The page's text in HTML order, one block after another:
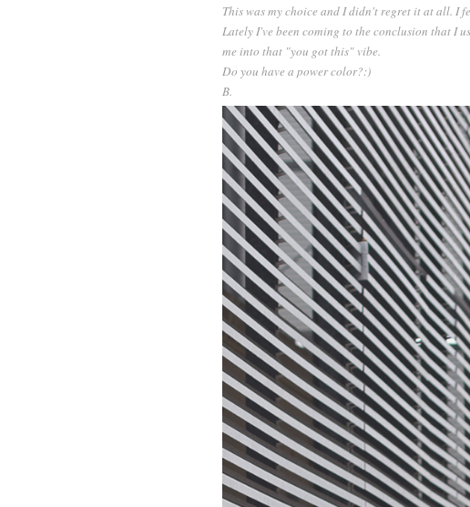
This was my choice and I didn't regret it at all. I
Lately I've been coming to the conclusion that I
me into that "you got this" vibe.
Do you have a power color?:)
B.